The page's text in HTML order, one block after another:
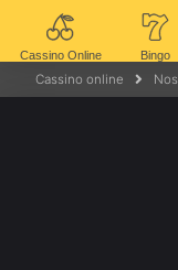
Cassino Online Bingo
Cassino online